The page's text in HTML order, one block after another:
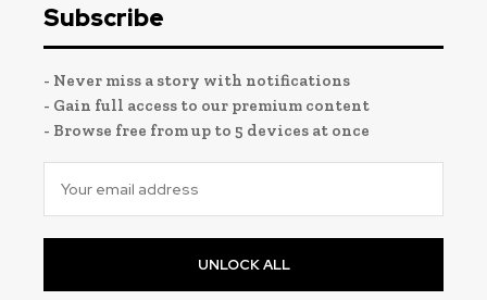
Subscribe
- Never miss a story with notifications
- Gain full access to our premium content
- Browse free from up to 5 devices at once
UNLOCK ALL